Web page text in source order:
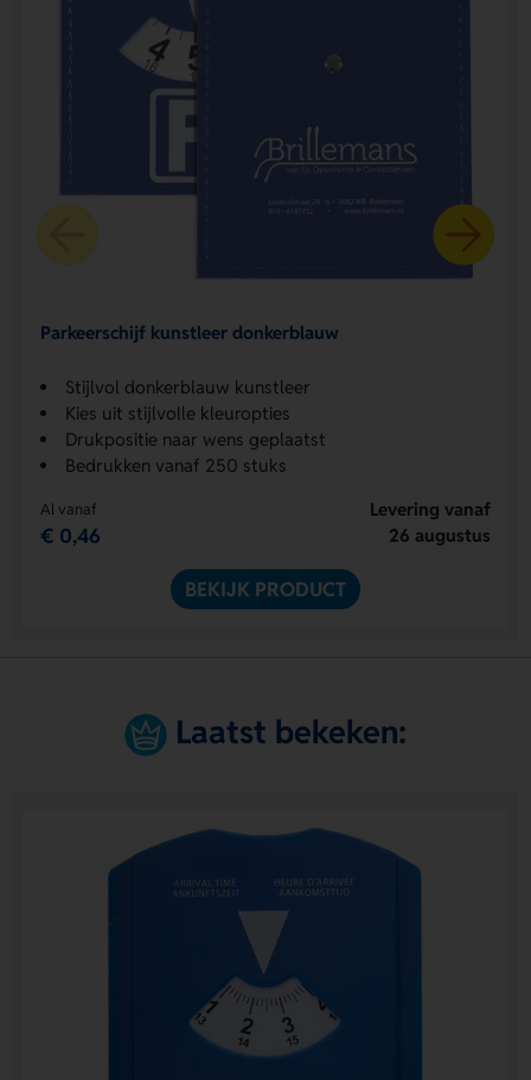
Parkeerschijf kunstleer donkerblauw
Stijlvol donkerblauw kunstleer
Kies uit stijlvolle kleuropties
Drukpositie naar wens geplaatst
Bedrukken vanaf 250 stuks
Al vanaf
€ 0,46
Levering vanaf
26 augustus
BEKIJK PRODUCT
Laatst bekeken: